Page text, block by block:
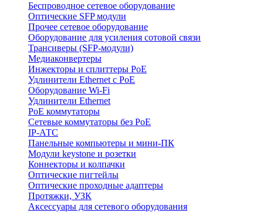
Беспроводное сетевое оборудование
Оптические SFP модули
Прочее сетевое оборудование
Оборудование для усиления сотовой связи
Трансиверы (SFP-модули)
Медиаконвертеры
Инжекторы и сплиттеры PoE
Удлинители Ethernet с PoE
Оборудование Wi-Fi
Удлинители Ethernet
PoE коммутаторы
Сетевые коммутаторы без PoE
IP-АТС
Панельные компьютеры и мини-ПК
Модули keystone и розетки
Коннекторы и колпачки
Оптические пигтейлы
Оптические проходные адаптеры
Протяжки, УЗК
Аксессуары для сетевого оборудования